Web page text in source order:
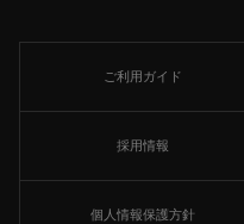
ご利用ガイド
採用情報
個人情報保護方針